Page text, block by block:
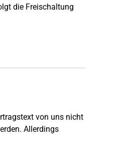
die Freischaltung
von uns nicht
Allerdings